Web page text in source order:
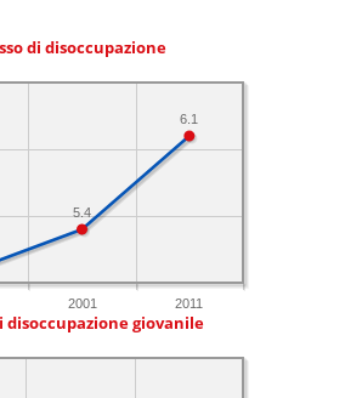
di disoccupazione
2001 2011
6.1
5.4
disoccupazione giovanile